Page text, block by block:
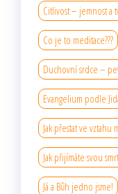
Citlivost – jemnost a
Co je to meditace???
Duchovní srdce –
Evangelium podle
Jak přestat ve
Jak přijímáte svou
Já a Bůh jedno jsme!